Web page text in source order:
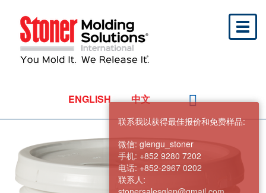
ENGLISH 中文
联系我以获得最佳报价和免费样品:
微信: glengu_stoner
手机: +852 9280 7202
电话: +852-2967 0202
联系人: